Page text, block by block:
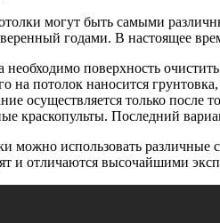
могут быть самыми
годами. В настоящее
необходимо поверхность
на потолок наносится
осуществляется только после
краскопульты. Последний
можно использовать
и отличаются высочайшими